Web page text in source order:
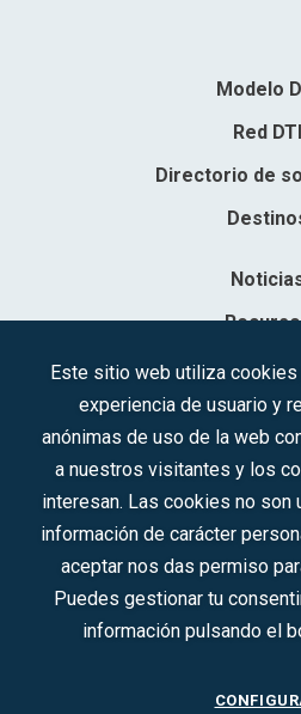
Modelo
Red DTI
Directorio de
Sociedad Mercantil Estatal para la
Inscrita en el R.M. de Madrid, T,
C.I.F.: A-81/
Síguenos en
Este sitio web utiliza cookies
experiencia de usuario y
anónimas de uso de la web
a nuestros visitantes y los
interesan. Las cookies no son
información de carácter
aceptar nos das permiso
Puedes gestionar tu
información pulsando el